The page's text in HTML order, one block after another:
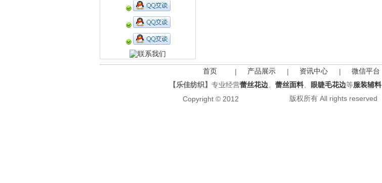
首页 | 产品展示 | 资讯中心 | 微信平台
【乐佳纺织】 专业经营蕾丝花边 蕾丝面料 眼睫毛花边等服装辅料
Copyright © 2012
版权所有 All rights reserved